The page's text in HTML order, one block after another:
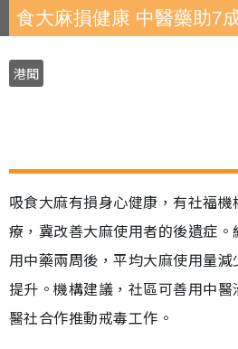
食大麻損健康 中醫藥助7
港聞
吸食大麻有損身心健康，有社福
療，冀改善大麻使用者的後遺症
用中藥兩周後，平均大麻使用量
提升。機構建議，社區可善用中
醫社合作推動戒毒工作。